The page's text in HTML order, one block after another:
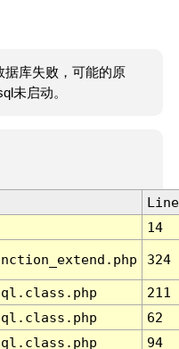
据库失败，可能的原
未启动。
Line
14
324
211
62
94